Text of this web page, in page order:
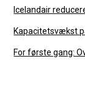
Icelandair
Kapacitetsvækst
For første gang: